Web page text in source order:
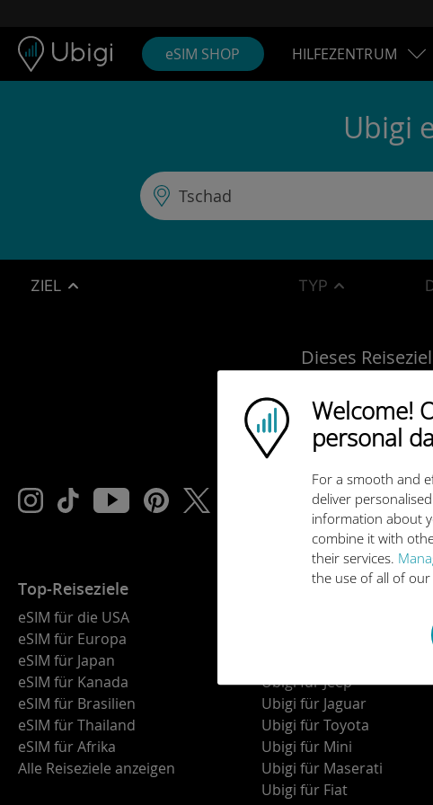
Ubigi logo
Welcome!
personal
For a smooth and
deliver
information about
combine it with
their services.
the use of all of our
eSIM SHOP HILFEZENTRUM
Ubigi
ZIEL TYP
Dieses
Top-Reiseziele
eSIM für die USA
eSIM für Europa
eSIM für Japan
eSIM für Kanada
eSIM für Brasilien
eSIM für Thailand
eSIM für Afrika
Alle Reiseziele anzeigen
Vernetzte Autos
Ubigi für Jeep
Ubigi für Jaguar
Ubigi für Toyota
Ubigi für Mini
Ubigi für Maserati
Ubigi für Fiat